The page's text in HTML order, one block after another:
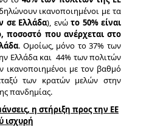
ικανοποιημένοι με τα
σε Ελλάδα), ενώ το 50% είναι
ποσοστό που ανέρχεται στο
. Ομοίως, μόνο το 37% των
Ελλάδα και 44% των πολιτών
ικανοποιημένοι με τον βαθμό
των κρατών μελών στην
πανδημίας.
η στήριξη προς την ΕΕ
ισχυρή